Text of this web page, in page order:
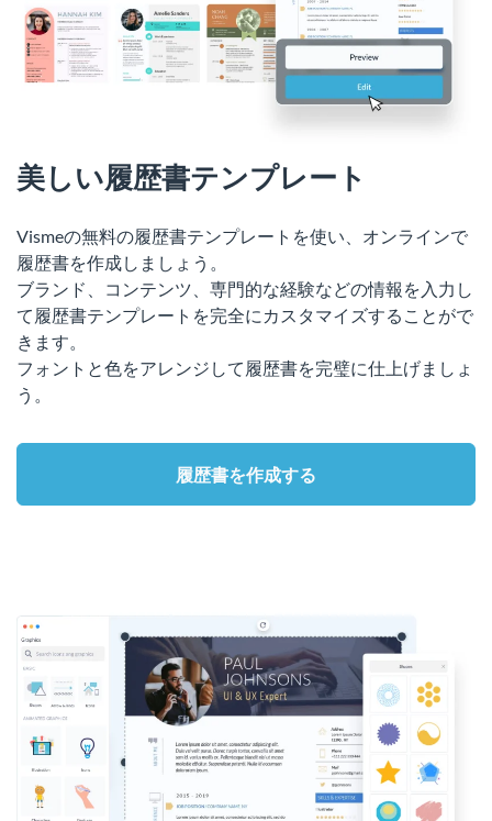
美しい履歴書テンプレート
Vismeの無料の履歴書テンプレートを使い、オンラインで
履歴書を作成しましょう。
ブランド、コンテンツ、専門的な経験などの情報を入力し
て履歴書テンプレートを完全にカスタマイズすることがで
きます。
フォントと色をアレンジして履歴書を完璧に仕上げましょ
う。
履歴書を作成する